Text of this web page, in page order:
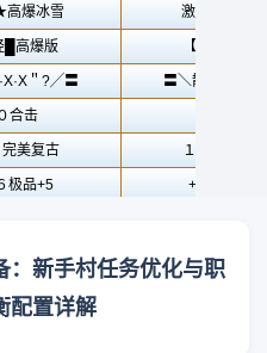
：新手村任务优化与职
配置详解